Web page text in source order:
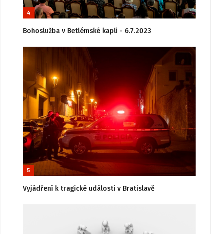
4
Bohoslužba v Betlémské kapli - 6.7.2023
5
Vyjádření k tragické události v Bratislavě